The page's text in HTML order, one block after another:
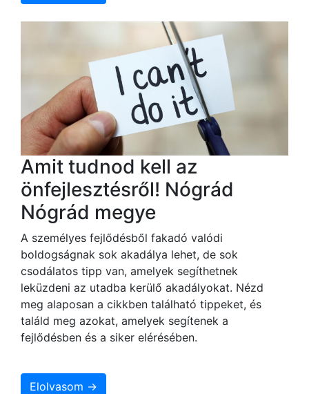
Amit tudnod kell az
önfejlesztésről! Nógrád
Nógrád megye
A személyes fejlődésből fakadó valódi
boldogságnak sok akadálya lehet, de sok
csodálatos tipp van, amelyek segíthetnek
leküzdeni az utadba kerülő akadályokat. Nézd
meg alaposan a cikkben található tippeket, és
találd meg azokat, amelyek segítenek a
fejlődésben és a siker elérésében.
Elolvasom →